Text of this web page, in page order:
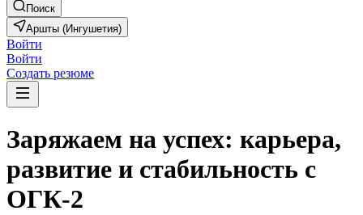
Поиск
Аршты (Ингушетия)
Войти
Войти
Создать резюме
Заряжаем на успех: карьера,
развитие и стабильность c
ОГК-2